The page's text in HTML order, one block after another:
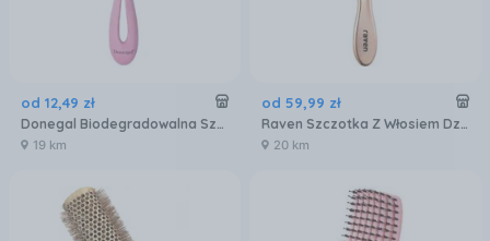
od 12,49 zł
Donegal Biodegradowalna Szczotka Do Włosów 1275 Różowa Eco Brush
19 km
od 59,99 zł
Raven Szczotka Z Włosiem Dzika (Esdw02)
20 km